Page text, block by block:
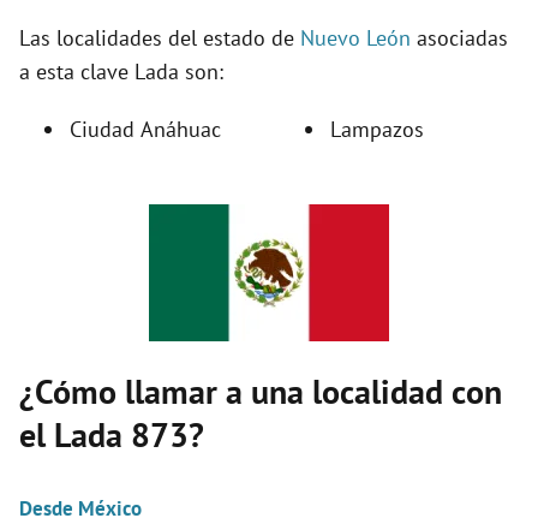
Las localidades del estado de Nuevo León asociadas
a esta clave Lada son:
Ciudad Anáhuac Lampazos
¿Cómo llamar a una localidad con
el Lada 873?
Desde México